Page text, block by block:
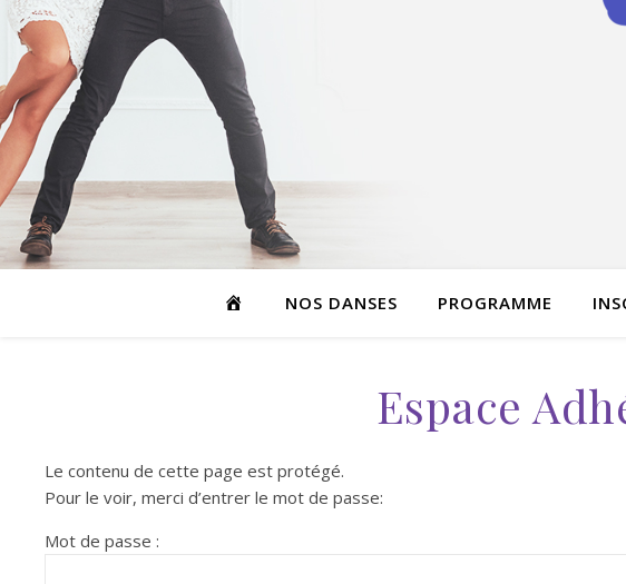
ACCUEILNOS DANSES PROGRAMME
Espace
Le contenu de cette page est protégé.
Pour le voir, merci d’entrer le mot de passe:
Mot de passe :